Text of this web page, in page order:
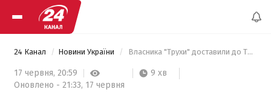
24 Канал Новини України Власника "Трухи" доставили до ТЦК: у Міноборони спростували свою причетність
17 червня, 20:59
9 хв
Оновлено - 21:33, 17 червня